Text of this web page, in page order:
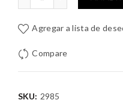
Agregar a lista de
Compare
SKU: 2985